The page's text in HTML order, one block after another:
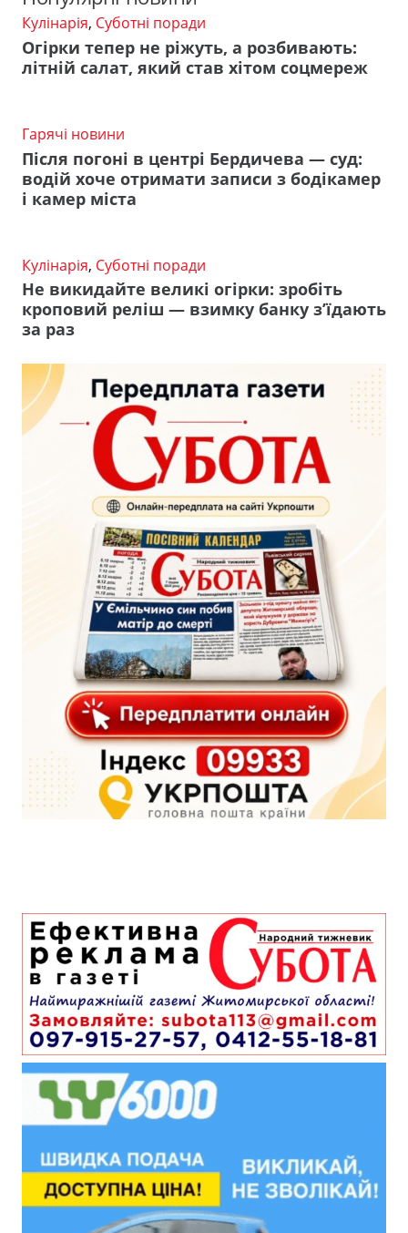
Кулінарія, Суботні поради
Огірки тепер не ріжуть, а розбивають:
літній салат, який став хітом соцмереж
Гарячі новини
Після погоні в центрі Бердичева — суд:
водій хоче отримати записи з бодікамер
і камер міста
Кулінарія, Суботні поради
Не викидайте великі огірки: зробіть
кроповий реліш — взимку банку з’їдають
за раз